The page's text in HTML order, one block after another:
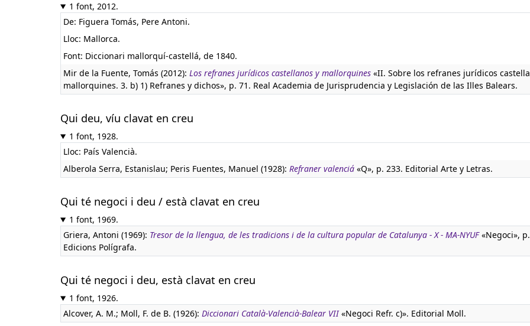
1 font, 2012.
De: Figuera Tomás, Pere Antoni.
Lloc: Mallorca.
Font: Diccionari mallorquí-castellá, de 1840.
Mir de la Fuente, Tomás (2012): Los refranes jurídicos castellanos y mallorquines «II. Sobre los refranes jurídicos
mallorquines. 3. b) 1) Refranes y dichos», p. 71. Real Academia de Jurisprudencia y Legislación de las Illes Balears.
Qui deu, víu clavat en creu
1 font, 1928.
Lloc: País Valencià.
Alberola Serra, Estanislau; Peris Fuentes, Manuel (1928): Refraner valenciá «Q», p. 233. Editorial Arte y Letras.
Qui té negoci i deu / està clavat en creu
1 font, 1969.
Griera, Antoni (1969): Tresor de la llengua, de les tradicions i de la cultura popular de Catalunya - X - MA-NYUF«Negoci»,
Edicions Polígrafa.
Qui té negoci i deu, està clavat en creu
1 font, 1926.
Alcover, A. M.; Moll, F. de B. (1926): Diccionari Català-Valencià-Balear VII«Negoci Refr. c)». Editorial Moll.